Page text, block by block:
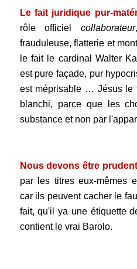
Le fait juridique pur-
rôle officiel collaborateur
frauduleuse, flatterie et
le fait le cardinal Walter
est pure façade, pur
est méprisable … Jésus le
blanchi, parce que les
substance et non par
Nous devons être
par les titres eux-mêmes
car ils peuvent cacher le
fait, qu'il ya une étiquette
contient le vrai Barolo.